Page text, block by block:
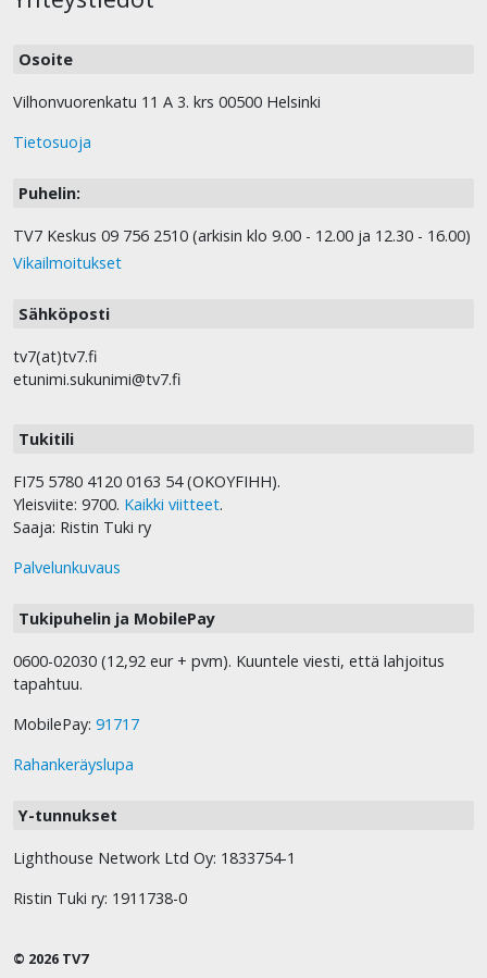
Osoite
Vilhonvuorenkatu 11 A 3. krs 00500 Helsinki
Tietosuoja
Puhelin:
TV7 Keskus 09 756 2510 (arkisin klo 9.00 - 12.00 ja 12.30 - 16.00)
Vikailmoitukset
Sähköposti
tv7(at)tv7.fi
etunimi.sukunimi@tv7.fi
Tukitili
FI75 5780 4120 0163 54 (OKOYFIHH).
Yleisviite: 9700. Kaikki viitteet.
Saaja: Ristin Tuki ry
Palvelunkuvaus
Tukipuhelin ja MobilePay
0600-02030 (12,92 eur + pvm). Kuuntele viesti, että lahjoitus
tapahtuu.
MobilePay: 91717
Rahankeräyslupa
Y-tunnukset
Lighthouse Network Ltd Oy: 1833754-1
Ristin Tuki ry: 1911738-0
© 2026 TV7